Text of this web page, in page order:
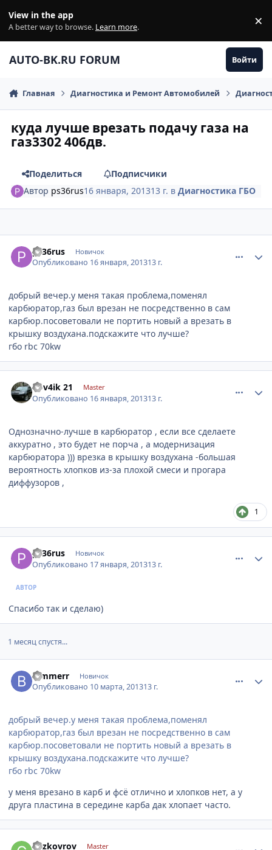
View in the app
A better way to browse. Learn more. ×
AUTO-BK.RU FORUM Войти
Главная Диагностика и Ремонт Автомобилей
куда лучше врезать подачу газа на
газ3302 406дв.
Поделиться
Подписчики
Автор ps36rus16 января, 201313 г. вДиагностика ГБО
ps36rus Новичок
Опубликовано 16 января, 201313 г.
добрый вечер.у меня такая проблема,поменял
карбюратор,газ был врезан не посредственно в сам
карбюр.посоветовали не портить новый а врезать в
крышку воздухана.подскажите что лучше?
гбо rbc 70kw
Vov4ik 21 Master
Опубликовано 16 января, 201313 г.
Однозначно-лучше в карбюратор , если все сделаете
аккуратно , это будет не порча , а модернизация
карбюратора ))) врезка в крышку воздухана -большая
вероятность хлопков из-за плохой смеси и прогара
диффузоров ,
1
ps36rus Новичок
Опубликовано 17 января, 201313 г.
АВТОР
Спасибо так и сделаю)
1 месяц спустя...
Bimmerr Новичок
Опубликовано 10 марта, 201313 г.
добрый вечер.у меня такая проблема,поменял
карбюратор,газ был врезан не посредственно в сам
карбюр.посоветовали не портить новый а врезать в
крышку воздухана.подскажите что лучше?
гбо rbc 70kw
у меня врезано в карб и фсё отлично и хлопков нет, а у
друга пластина в середине карба дак хлопает часто.
gazkovrov Master